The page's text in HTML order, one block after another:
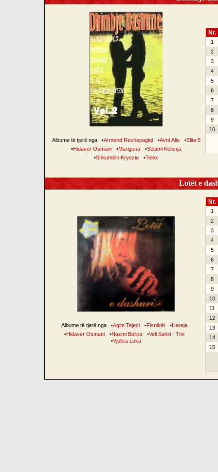
Albume të tjerë nga •Armend Rexhepagiqi •Avni Aliu •Elita 5
•Hidaver Osmani •Marigona •Selami Kolonja
•Shkumbin Kryeziu •Telex
Nr.
1
2
3
4
5
6
7
8
9
10
Lotët e
Albume të tjerë nga •Agim Tejeci •Fisnikët •Hareja
•Hidaver Osmani •Nazmi Belica •Veli Sahiti - Trix
•Vjollca Luka
Nr.
1
2
3
4
5
6
7
8
9
10
11
12
13
14
15